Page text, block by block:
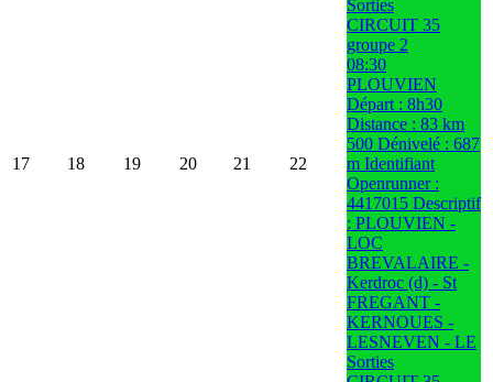
17 18 19 20 21 22
Sorties
CIRCUIT 35
groupe 2
08:30
PLOUVIEN
Départ : 8h30
Distance : 83 km
500 Dénivelé : 687
m Identifiant
Openrunner :
4417015 Descriptif
: PLOUVIEN -
LOC
BREVALAIRE -
Kerdroc (d) - St
FREGANT -
KERNOUES -
LESNEVEN - LE
Sorties